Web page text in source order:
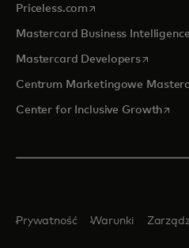
Priceless.com opens in a new tab
Mastercard Business Intelligence
Mastercard Developersopens in
Centrum Marketingowe
Center for Inclusive Growth
Prywatność Warunki